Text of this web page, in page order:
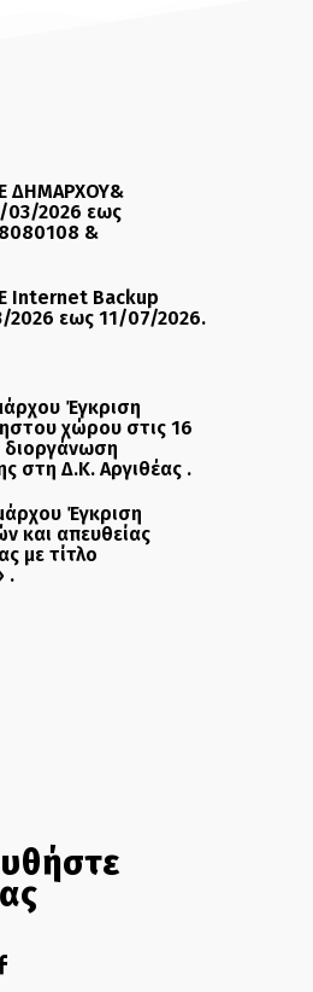
ΔΗΜΑΡΧΟΥ&
2026 εως
&
Internet Backup
2026 εως 11/07/2026.
Έγκριση
χώρου στις 16
διοργάνωση
στη Δ.Κ. Αργιθέας .
Έγκριση
και απευθείας
με τίτλο
.